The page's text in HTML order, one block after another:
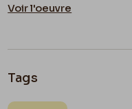
Voir l'oeuvre
Tags